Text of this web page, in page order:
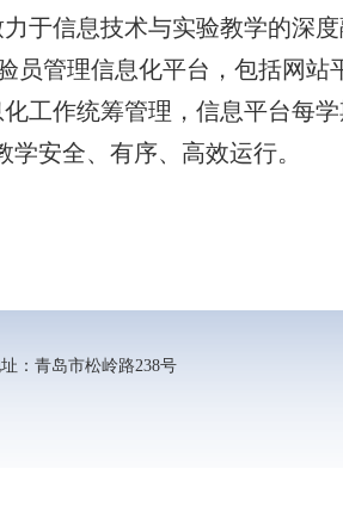
于信息技术与实验教学的深
员管理信息化平台，包括网站
工作统筹管理，信息平台每
学安全、有序、高效运行。
：青岛市松岭路238号